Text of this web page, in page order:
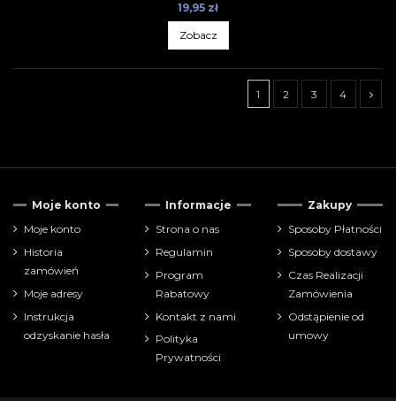
19,95 zł
Zobacz
1 2 3 4
Cena
zł
akcesoria
Moje konto
Moje konto
Historia
zamówień
Moje adresy
Instrukcja
odzyskanie hasła
Informacje
Strona o nas
Regulamin
Program
Rabatowy
Kontakt z nami
Polityka
Prywatności
Zakupy
Sposoby Płatności
Sposoby dostawy
Czas Realizacji
Zamówienia
Odstąpienie od
umowy